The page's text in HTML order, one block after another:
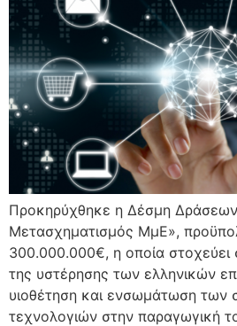
Προκηρύχθηκε η Δέσμη
Μετασχηματισμός ΜμΕ»,
300.000.000€, η οποία στοχεύει
της υστέρησης των ελληνικών
υιοθέτηση και ενσωμάτωση
τεχνολογιών στην παραγωγική